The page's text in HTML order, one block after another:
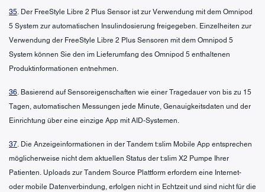
35. Der FreeStyle Libre 2 Plus Sensor ist zur Verwendung mit dem Omnipod
5 System zur automatischen Insulindosierung freigegeben. Einzelheiten zur
Verwendung der FreeStyle Libre 2 Plus Sensoren mit dem Omnipod 5
System können Sie den im Lieferumfang des Omnipod 5 enthaltenen
Produktinformationen entnehmen.
36. Basierend auf Sensoreigenschaften wie einer Tragedauer von bis zu 15
Tagen, automatischen Messungen jede Minute, Genauigkeitsdaten und der
Einrichtung über eine einzige App mit AID-Systemen.
37. Die Anzeigeinformationen in der Tandem t:slim Mobile App entsprechen
möglicherweise nicht dem aktuellen Status der t:slim X2 Pumpe Ihrer
Patienten. Uploads zur Tandem Source Plattform erfordern eine Internet-
oder mobile Datenverbindung, erfolgen nicht in Echtzeit und sind nicht für die